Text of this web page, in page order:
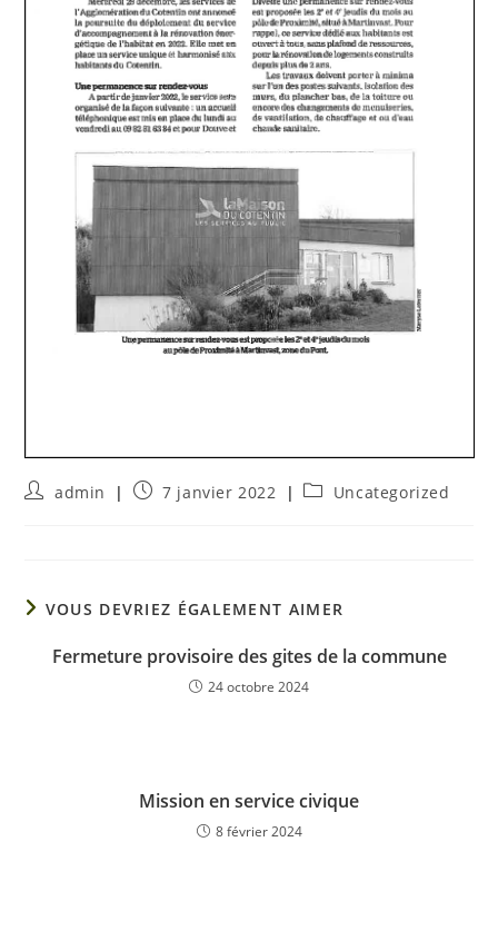
admin 7 janvier 2022 Uncategorized
VOUS DEVRIEZ ÉGALEMENT AIMER
Fermeture provisoire des gites de la commune
24 octobre 2024
Mission en service civique
8 février 2024